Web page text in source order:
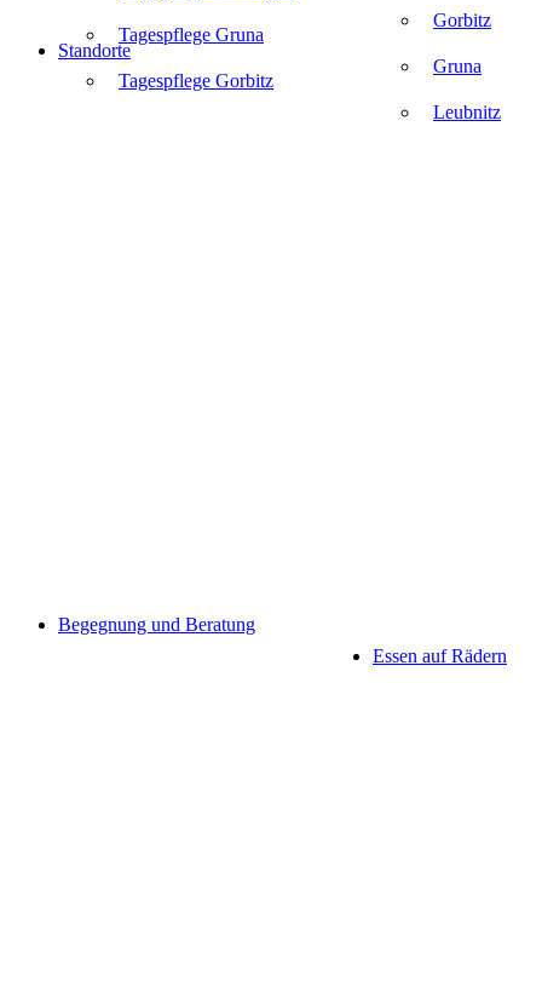
Tagespflege Gruna
Tagespflege Gorbitz
Begegnung und Beratung
Gorbitz
Gruna
Leubnitz
Essen auf Rädern
Standorte